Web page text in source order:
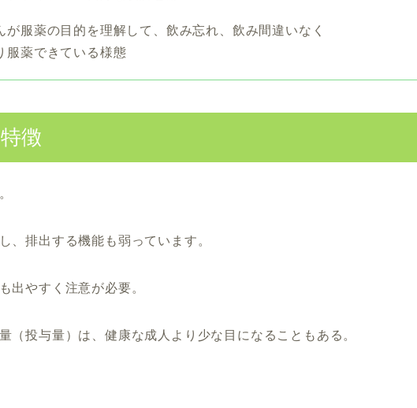
が服薬の目的を理解して、飲み忘れ、飲み間違いなく
服薬できている様態
徴
、排出する機能も弱っています。
出やすく注意が必要。
（投与量）は、健康な成人より少な目になることもある。